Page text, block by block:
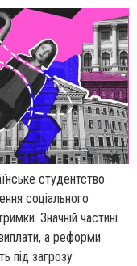
студентство
соціального
Значній частині
а реформи
під загрозу